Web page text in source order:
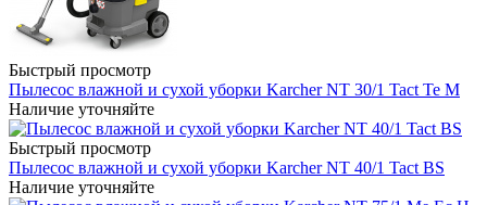
Быстрый просмотр
Пылесос влажной и сухой уборки Karcher NT 30/1 Tact Te M
Наличие уточняйте
Быстрый просмотр
Пылесос влажной и сухой уборки Karcher NT 40/1 Tact BS
Наличие уточняйте